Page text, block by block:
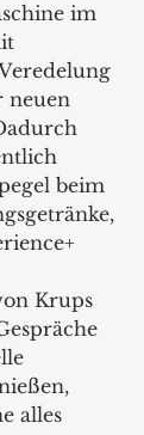
im
neuen
beim
Krups
alles